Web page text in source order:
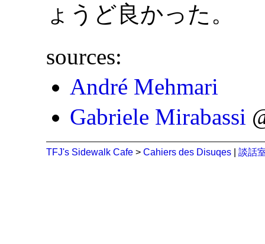
ょうど良かった。
sources:
André Mehmari
Gabriele Mirabassi
TFJ's Sidewalk Cafe >Cahiers des Disuqes |談話